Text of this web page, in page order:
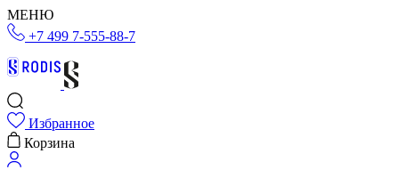
МЕНЮ
+7 499 7-555-88-7
Избранное
Корзина